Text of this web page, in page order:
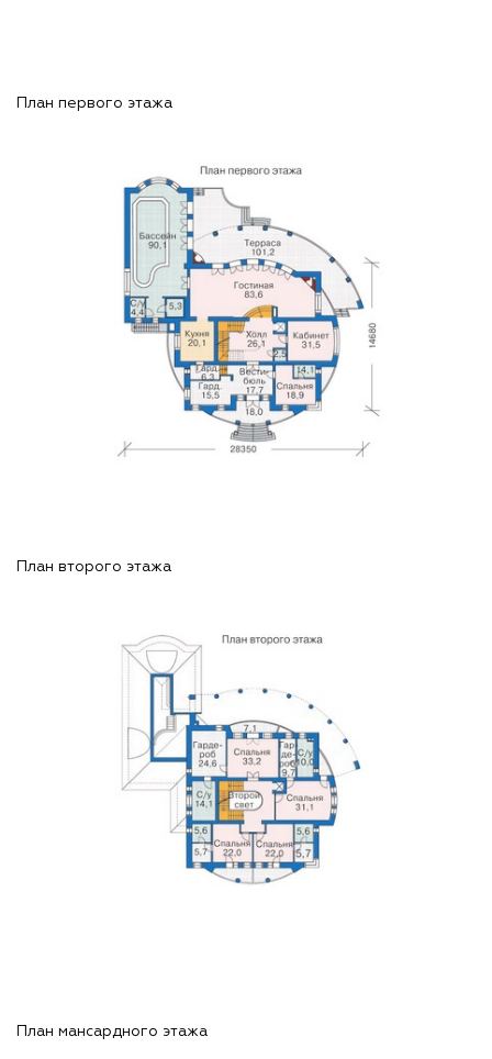
План первого этажа
План второго этажа
План мансардного этажа